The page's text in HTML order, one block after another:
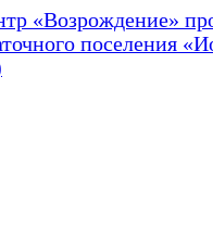
«Возрождение»
поселения